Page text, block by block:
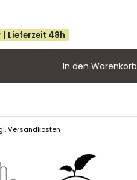
Lieferzeit 48h
In den Warenkorb
Versandkosten